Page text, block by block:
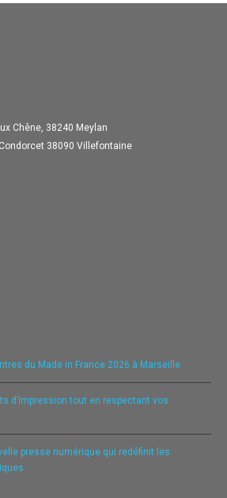
Chêne, 38240 Meylan
38090 Villefontaine
du Made in France 2026 à Marseille
d’impression tout en respectant vos
presse numérique qui redéfinit les